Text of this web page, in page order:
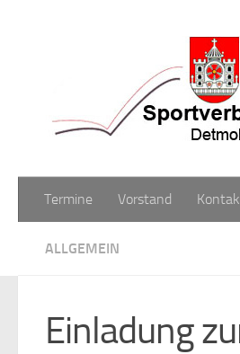
Termine Vorstand
ALLGEMEIN
Einladung